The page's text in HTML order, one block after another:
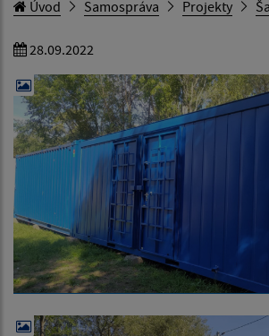
Úvod Samospráva Projekty
28.09.2022